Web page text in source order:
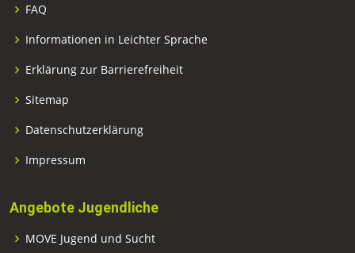
FAQ
Informationen in Leichter Sprache
Erklärung zur Barrierefreiheit
Sitemap
Datenschutzerklärung
Impressum
Angebote Jugendliche
MOVE Jugend und Sucht